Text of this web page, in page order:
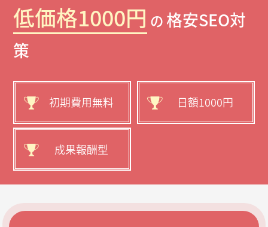
低価格1000円 の 格安SEO対
策
初期費用無料 日額1000円
成果報酬型